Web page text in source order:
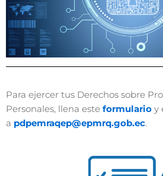
Para ejercer tus Derechos sobre
Personales, llena este formulario y
a pdpemraqep@epmrq.gob.ec.